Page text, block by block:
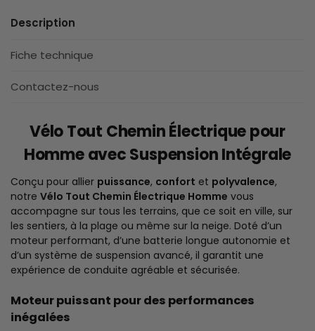
Description
Fiche technique
Contactez-nous
Vélo Tout Chemin Électrique pour
Homme avec Suspension Intégrale
Conçu pour allier puissance, confort et polyvalence,
notre Vélo Tout Chemin Électrique Homme vous
accompagne sur tous les terrains, que ce soit en ville, sur
les sentiers, à la plage ou même sur la neige. Doté d’un
moteur performant, d’une batterie longue autonomie et
d’un système de suspension avancé, il garantit une
expérience de conduite agréable et sécurisée.
Moteur puissant pour des performances
inégalées